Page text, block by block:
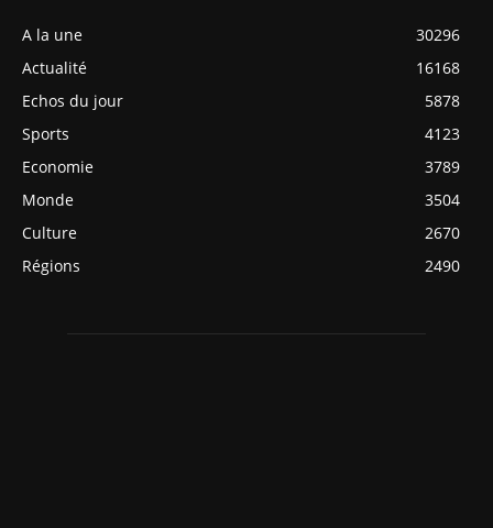
A la une
30296
Actualité
16168
Echos du jour
5878
Sports
4123
Economie
3789
Monde
3504
Culture
2670
Régions
2490